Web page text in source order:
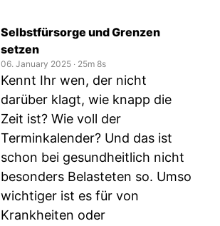
Selbstfürsorge und Grenzen
setzen
06. January 2025 ‧ 25m 8s
Kennt Ihr wen, der nicht
darüber klagt, wie knapp die
Zeit ist? Wie voll der
Terminkalender? Und das ist
schon bei gesundheitlich nicht
besonders Belasteten so. Umso
wichtiger ist es für von
Krankheiten oder